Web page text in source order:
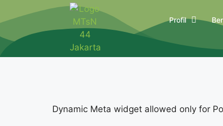
Profil
Dynamic Meta widget allowed only for